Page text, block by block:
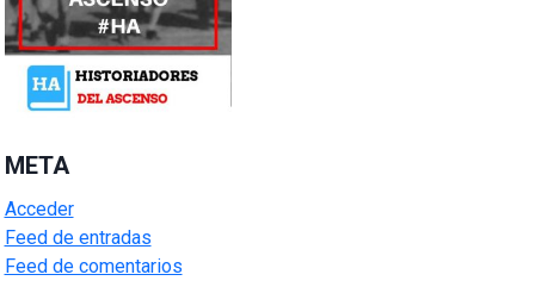
META
Acceder
Feed de entradas
Feed de comentarios